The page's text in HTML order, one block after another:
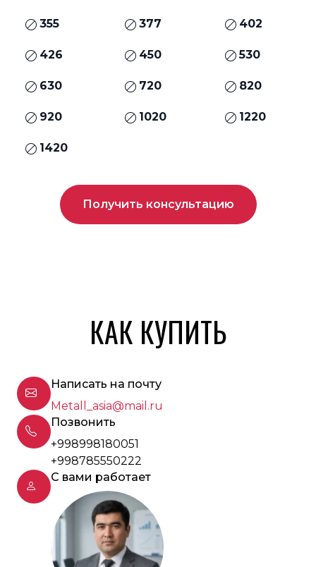
355 377 402
426 450 530
630 720 820
920 1020 1220
1420
Получить консультацию
КАК КУПИТЬ
Написать на почту
Metall_asia@mail.ru
Позвонить
+998998180051
+998785550222
С вами работает